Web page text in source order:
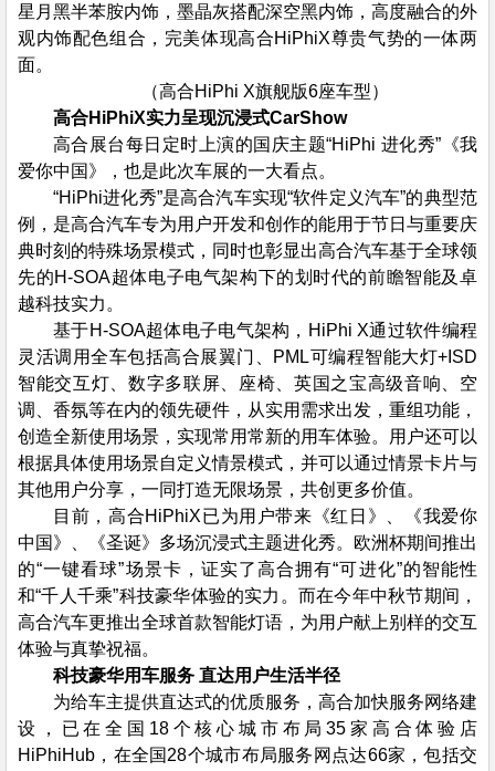
星月黑半苯胺内饰，墨晶灰搭配深空黑内饰，高度融合的外
观内饰配色组合，完美体现高合HiPhiX尊贵气势的一体两
面。
（高合HiPhi X旗舰版6座车型）
高合HiPhiX实力呈现沉浸式CarShow
高合展台每日定时上演的国庆主题“HiPhi 进化秀”《我
爱你中国》，也是此次车展的一大看点。
“HiPhi进化秀”是高合汽车实现“软件定义汽车”的典型范
例，是高合汽车专为用户开发和创作的能用于节日与重要庆
典时刻的特殊场景模式，同时也彰显出高合汽车基于全球领
先的H-SOA超体电子电气架构下的划时代的前瞻智能及卓
越科技实力。
基于H-SOA超体电子电气架构，HiPhi X通过软件编程
灵活调用全车包括高合展翼门、PML可编程智能大灯+ISD
智能交互灯、数字多联屏、座椅、英国之宝高级音响、空
调、香氛等在内的领先硬件，从实用需求出发，重组功能，
创造全新使用场景，实现常用常新的用车体验。用户还可以
根据具体使用场景自定义情景模式，并可以通过情景卡片与
其他用户分享，一同打造无限场景，共创更多价值。
目前，高合HiPhiX已为用户带来《红日》、《我爱你
中国》、《圣诞》多场沉浸式主题进化秀。欧洲杯期间推出
的“一键看球”场景卡，证实了高合拥有“可进化”的智能性
和“千人千乘”科技豪华体验的实力。而在今年中秋节期间，
高合汽车更推出全球首款智能灯语，为用户献上别样的交互
体验与真挚祝福。
科技豪华用车服务 直达用户生活半径
为给车主提供直达式的优质服务，高合加快服务网络建
设，已在全国18个核心城市布局35家高合体验店
HiPhiHub，在全国28个城市布局服务网点达66家，包括交